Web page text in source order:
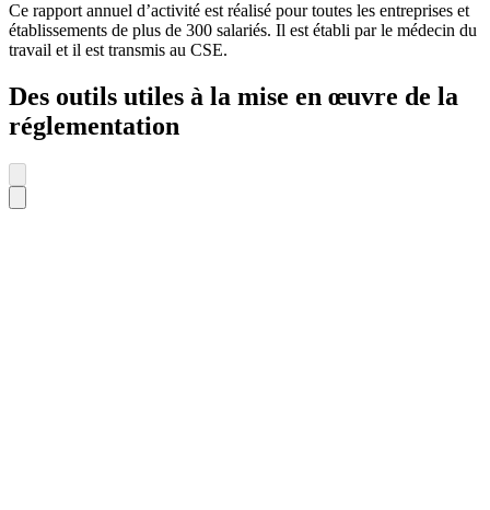
Ce rapport annuel d’activité est réalisé pour toutes les entreprises et
établissements de plus de 300 salariés. Il est établi par le médecin du
travail et il est transmis au CSE.
Des outils utiles à la mise en œuvre de la
réglementation